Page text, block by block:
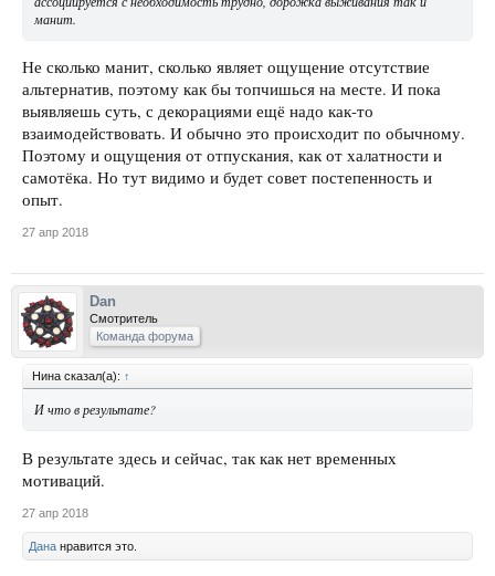
манит.
Не сколько манит, сколько являет ощущение отсутствие
альтернатив, поэтому как бы топчишься на месте. И пока
выявляешь суть, с декорациями ещё надо как-то
взаимодействовать. И обычно это происходит по обычному.
Поэтому и ощущения от отпускания, как от халатности и
самотёка. Но тут видимо и будет совет постепенность и
опыт.
27 апр 2018
Dan
Смотритель
Команда форума
Нина сказал(а): ↑
И что в результате?
В результате здесь и сейчас, так как нет временных
мотиваций.
27 апр 2018
Дана нравится это.